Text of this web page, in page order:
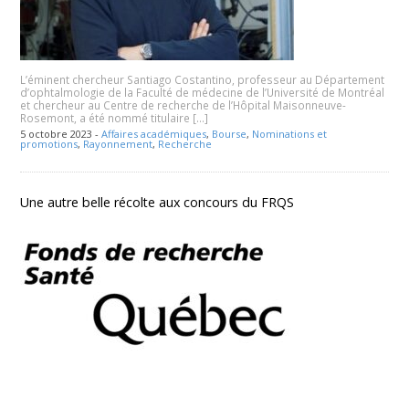
L’éminent chercheur Santiago Costantino, professeur au Département
d’ophtalmologie de la Faculté de médecine de l’Université de Montréal
et chercheur au Centre de recherche de l’Hôpital Maisonneuve-
Rosemont, a été nommé titulaire […]
5 octobre 2023 -Affaires académiques, Bourse, Nominations et
promotions, Rayonnement, Recherche
Une autre belle récolte aux concours du FRQS